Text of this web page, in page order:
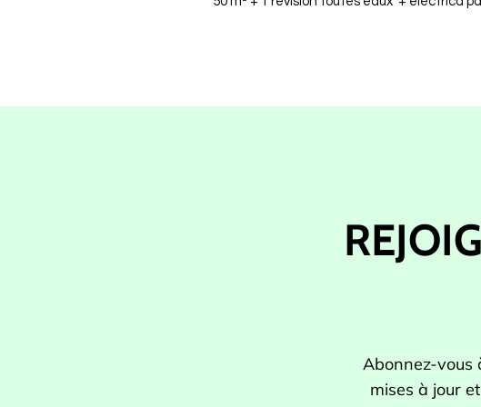
Abonnez-vous
mises à jour